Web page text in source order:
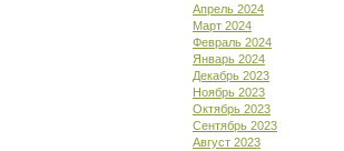
Апрель 2024
Март 2024
Февраль 2024
Январь 2024
Декабрь 2023
Ноябрь 2023
Октябрь 2023
Сентябрь 2023
Август 2023